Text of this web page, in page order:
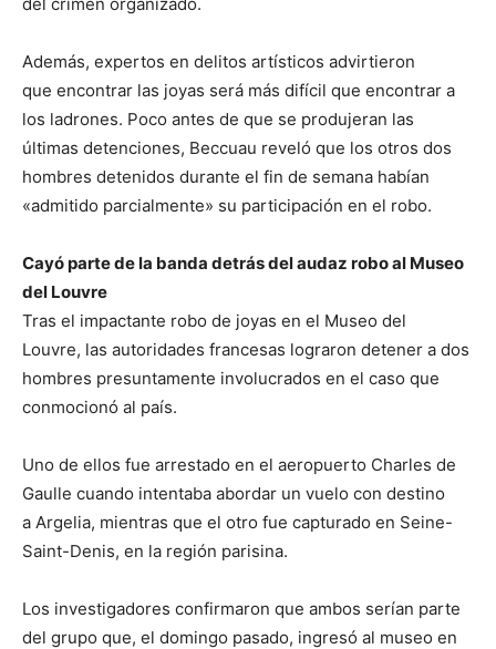
Además, expertos en delitos artísticos advirtieron
que encontrar las joyas será más difícil que encontrar a
los ladrones. Poco antes de que se produjeran las
últimas detenciones, Beccuau reveló que los otros dos
hombres detenidos durante el fin de semana habían
«admitido parcialmente» su participación en el robo.
Cayó parte de la banda detrás del audaz robo al Museo
del Louvre
Tras el impactante robo de joyas en el Museo del
Louvre, las autoridades francesas lograron detener a dos
hombres presuntamente involucrados en el caso que
conmocionó al país.
Uno de ellos fue arrestado en el aeropuerto Charles de
Gaulle cuando intentaba abordar un vuelo con destino
a Argelia, mientras que el otro fue capturado en Seine-
Saint-Denis, en la región parisina.
Los investigadores confirmaron que ambos serían parte
del grupo que, el domingo pasado, ingresó al museo en